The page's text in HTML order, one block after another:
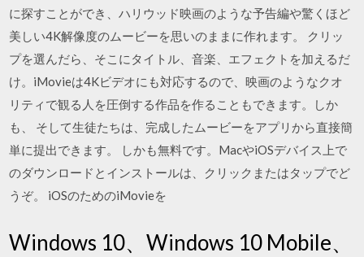
に探すことができ、ハリウッド映画のような予告編や驚くほど
美しい4K解像度のムービーを思いのままに作れます。 クリッ
プを選んだら、そこにタイトル、音楽、エフェクトを加えるだ
け。iMovieは4Kビデオにも対応するので、映画のようなクオ
リティで観る人を圧倒する作品を作ることもできます。しか
も、 そして生徒たちは、完成したムービーをアプリから直接簡
単に提出できます。 しかも無料です。MacやiOSデバイス上で
のダウンロードとインストールは、クリックまたはタップでど
うぞ。 iOSのためのiMovieを
Windows 10、Windows 10 Mobile、